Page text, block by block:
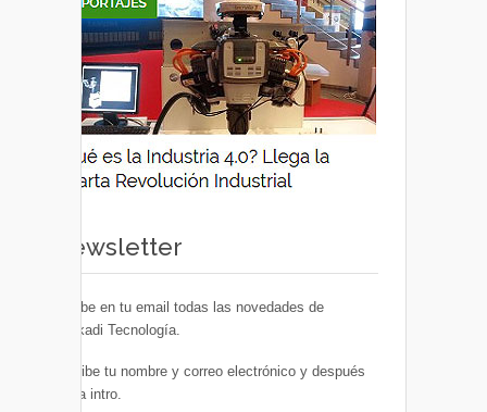
Newsletter
Recibe en tu email todas las novedades de
Euskadi Tecnología.
Escribe tu nombre y correo electrónico y después
pulsa intro.